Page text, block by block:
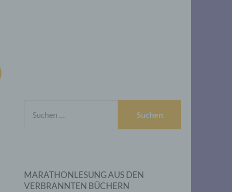
NACH:
MARATHONLESUNG AUS DEN
VERBRANNTEN BÜCHERN